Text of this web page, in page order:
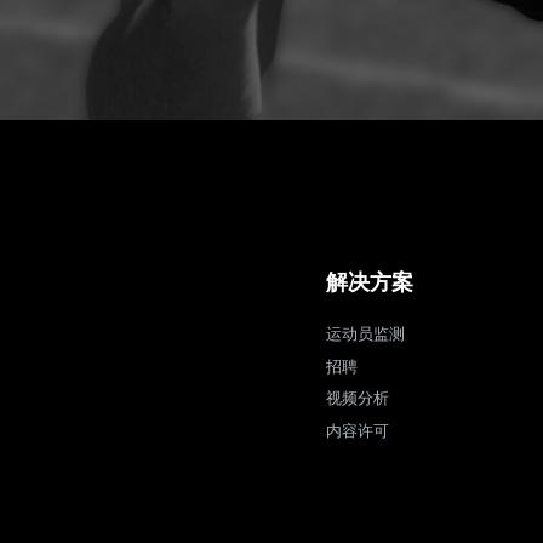
解决方案
运动员监测
招聘
视频分析
内容许可